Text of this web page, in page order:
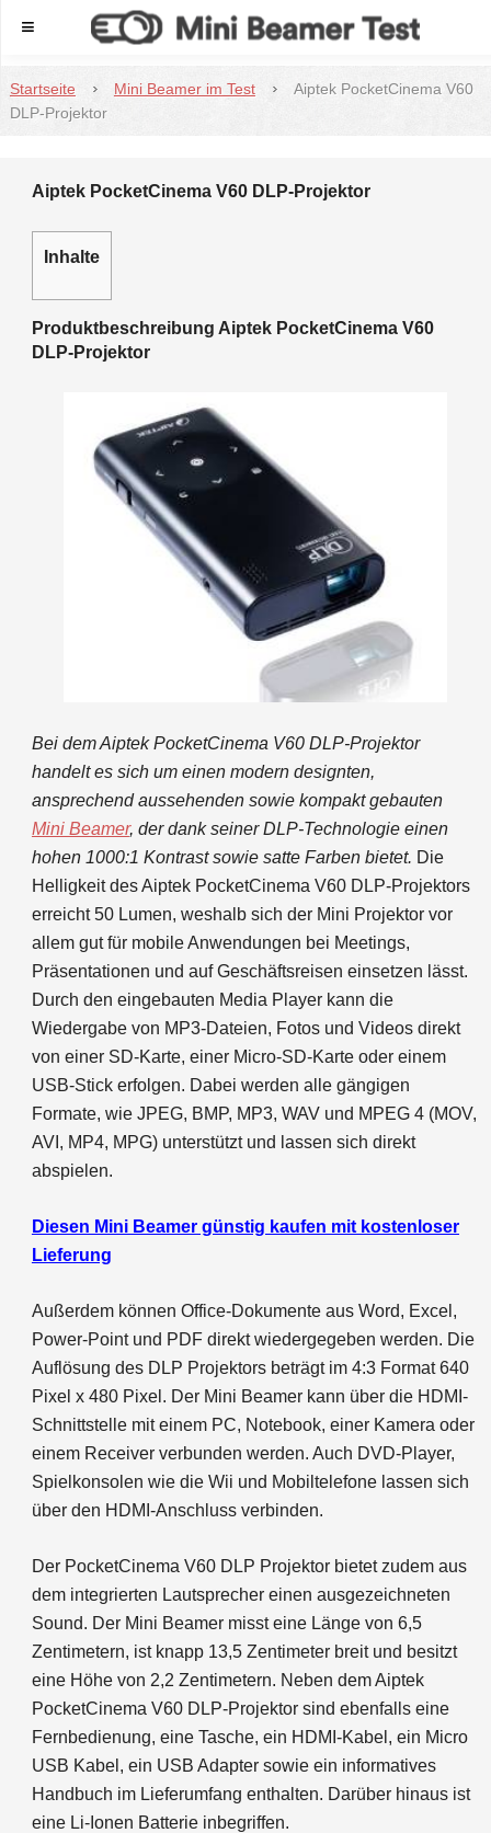
Startseite Mini Beamer im Test
Aiptek PocketCinema V60
DLP-Projektor
Aiptek PocketCinema V60 DLP-Projektor
Inhalte
Produktbeschreibung Aiptek PocketCinema V60
DLP-Projektor
Bei dem Aiptek PocketCinema V60 DLP-Projektor
handelt es sich um einen modern designten,
ansprechend aussehenden sowie kompakt gebauten
Mini Beamer, der dank seiner DLP-Technologie einen
hohen 1000:1 Kontrast sowie satte Farben bietet. Die
Helligkeit des Aiptek PocketCinema V60 DLP-Projektors
erreicht 50 Lumen, weshalb sich der Mini Projektor vor
allem gut für mobile Anwendungen bei Meetings,
Präsentationen und auf Geschäftsreisen einsetzen lässt.
Durch den eingebauten Media Player kann die
Wiedergabe von MP3-Dateien, Fotos und Videos direkt
von einer SD-Karte, einer Micro-SD-Karte oder einem
USB-Stick erfolgen. Dabei werden alle gängigen
Formate, wie JPEG, BMP, MP3, WAV und MPEG 4 (MOV,
AVI, MP4, MPG) unterstützt und lassen sich direkt
abspielen.
Diesen Mini Beamer günstig kaufen mit kostenloser
Lieferung
Außerdem können Office-Dokumente aus Word, Excel,
Power-Point und PDF direkt wiedergegeben werden. Die
Auflösung des DLP Projektors beträgt im 4:3 Format 640
Pixel x 480 Pixel. Der Mini Beamer kann über die HDMI-
Schnittstelle mit einem PC, Notebook, einer Kamera oder
einem Receiver verbunden werden. Auch DVD-Player,
Spielkonsolen wie die Wii und Mobiltelefone lassen sich
über den HDMI-Anschluss verbinden.
Der PocketCinema V60 DLP Projektor bietet zudem aus
dem integrierten Lautsprecher einen ausgezeichneten
Sound. Der Mini Beamer misst eine Länge von 6,5
Zentimetern, ist knapp 13,5 Zentimeter breit und besitzt
eine Höhe von 2,2 Zentimetern. Neben dem Aiptek
PocketCinema V60 DLP-Projektor sind ebenfalls eine
Fernbedienung, eine Tasche, ein HDMI-Kabel, ein Micro
USB Kabel, ein USB Adapter sowie ein informatives
Handbuch im Lieferumfang enthalten. Darüber hinaus ist
eine Li-Ionen Batterie inbegriffen.